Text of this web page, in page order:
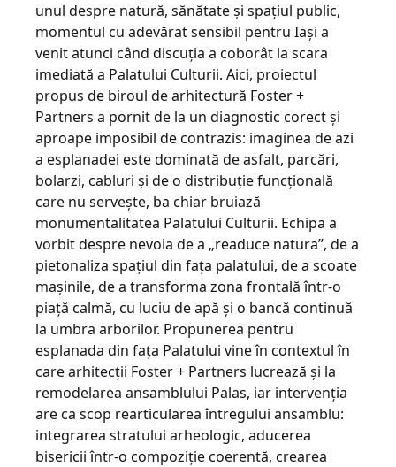
unul despre natură, sănătate și spațiul public,
momentul cu adevărat sensibil pentru Iași a
venit atunci când discuția a coborât la scara
imediată a Palatului Culturii. Aici, proiectul
propus de biroul de arhitectură Foster +
Partners a pornit de la un diagnostic corect și
aproape imposibil de contrazis: imaginea de azi
a esplanadei este dominată de asfalt, parcări,
bolarzi, cabluri și de o distribuție funcțională
care nu servește, ba chiar bruiază
monumentalitatea Palatului Culturii. Echipa a
vorbit despre nevoia de a „readuce natura”, de a
pietonaliza spațiul din fața palatului, de a scoate
mașinile, de a transforma zona frontală într-o
piață calmă, cu luciu de apă și o bancă continuă
la umbra arborilor. Propunerea pentru
esplanada din fața Palatului vine în contextul în
care arhitecții Foster + Partners lucrează și la
remodelarea ansamblului Palas, iar intervenția
are ca scop rearticularea întregului ansamblu:
integrarea stratului arheologic, aducerea
bisericii într-o compoziție coerentă, crearea